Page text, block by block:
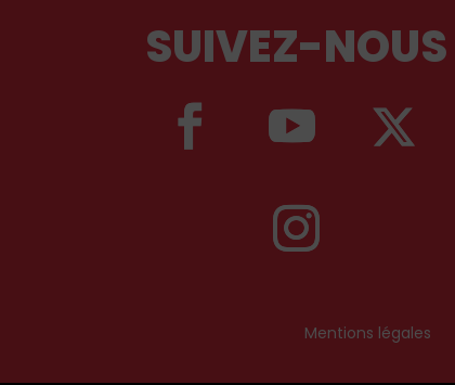
SUIVEZ-NOUS
Mentions légales